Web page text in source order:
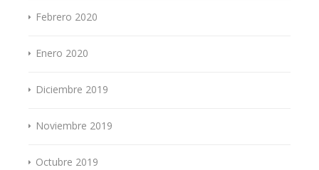
Febrero 2020
Enero 2020
Diciembre 2019
Noviembre 2019
Octubre 2019